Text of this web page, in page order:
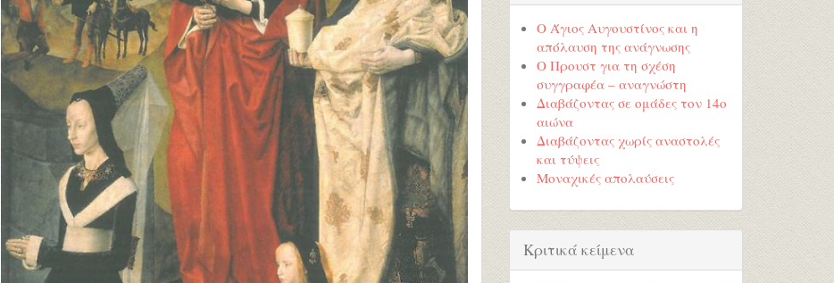
Ο Άγιος Αυγουστίνος και η
απόλαυση της ανάγνωσης
Ο Προυστ για τη σχέση
συγγραφέα – αναγνώστη
Διαβάζοντας σε ομάδες τον 14ο
αιώνα
Διαβάζοντας χωρίς αναστολές
και τύψεις
Μοναχικές απολαύσεις
Κριτικά κείμενα